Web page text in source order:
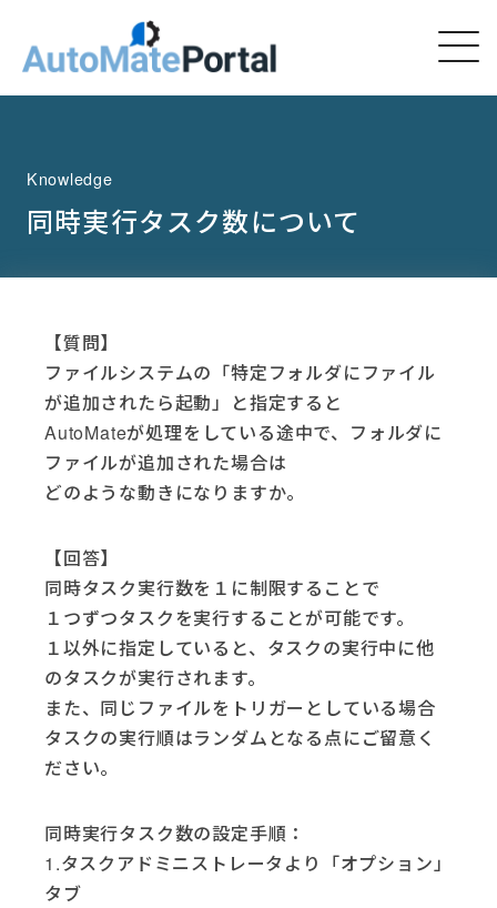
Knowledge
同時実行タスク数について
【質問】
ファイルシステムの「特定フォルダにファイル
が追加されたら起動」と指定すると
AutoMateが処理をしている途中で、フォルダに
ファイルが追加された場合は
どのような動きになりますか。
【回答】
同時タスク実行数を１に制限することで
１つずつタスクを実行することが可能です。
１以外に指定していると、タスクの実行中に他
のタスクが実行されます。
また、同じファイルをトリガーとしている場合
タスクの実行順はランダムとなる点にご留意く
ださい。
同時実行タスク数の設定手順：
1.タスクアドミニストレータより「オプション」
タブ